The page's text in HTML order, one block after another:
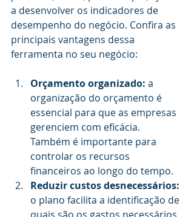
a desenvolver os indicadores de
desempenho do negócio. Confira as
principais vantagens dessa
ferramenta no seu negócio:
Orçamento organizado: a
organização do orçamento é
essencial para que as empresas
gerenciem com eficácia.
Também é importante para
controlar os recursos
financeiros ao longo do tempo.
Reduzir custos desnecessários:
o plano facilita a identificação de